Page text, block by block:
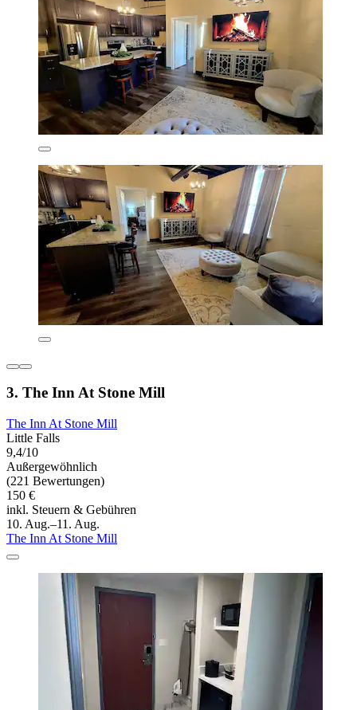
3. The Inn At Stone Mill
The Inn At Stone Mill
Little Falls
9,4/10
Außergewöhnlich
(221 Bewertungen)
150 €
inkl. Steuern & Gebühren
10. Aug.–11. Aug.
The Inn At Stone Mill